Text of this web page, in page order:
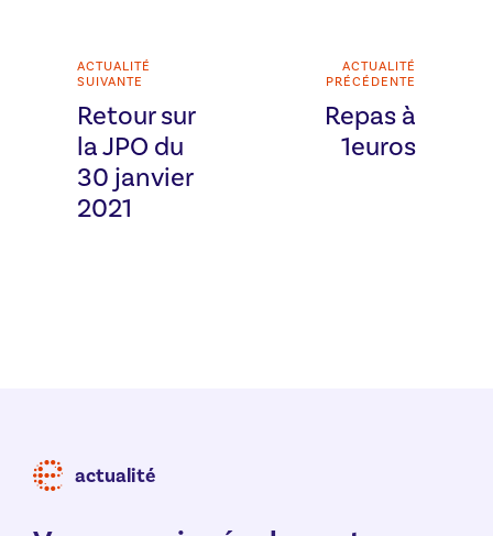
ACTUALITÉ
SUIVANTE
Retour sur
la JPO du
30 janvier
2021
ACTUALITÉ
PRÉCÉDENTE
Repas à
1euros
actualité